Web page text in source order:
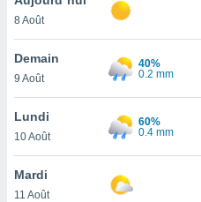
et
»,
au
vous
qu'ils
ou
8 Août
Demain
9 Août
40%
0.2 mm
Lundi
10 Août
60%
0.4 mm
Mardi
11 Août